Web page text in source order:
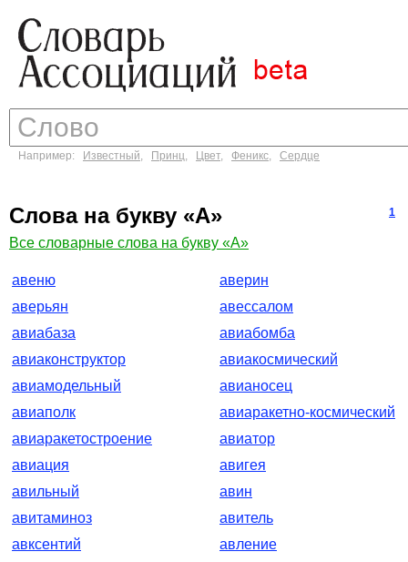
Например: Известный, Принц, Цвет, Феникс, Сердце
Слова на букву «А» 1
Все словарные слова на букву «А»
авеню
аверин
аверьян
авессалом
авиабаза
авиабомба
авиаконструктор
авиакосмический
авиамодельный
авианосец
авиаполк
авиаракетно-космический
авиаракетостроение
авиатор
авиация
авигея
авильный
авин
авитаминоз
авитель
авксентий
авление